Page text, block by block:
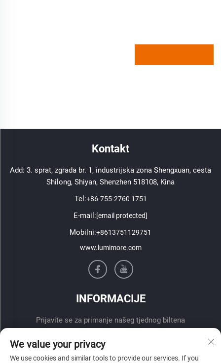
Kontakt
Add: 3. sprat, zgrada br. 1, industrijska zona Shengxuan, cesta
Shilong, Shiyan, Shenzhen 518108, Kina
Tel:+86-755-2760 1751
E-mail:[email protected]
Mobilni:+8613751129751
www.lumimore.com
INFORMACIJE
Prijavite se za primanje našeg tjednog biltena
We value your privacy
We use cookies and similar tools to provide our services. If you